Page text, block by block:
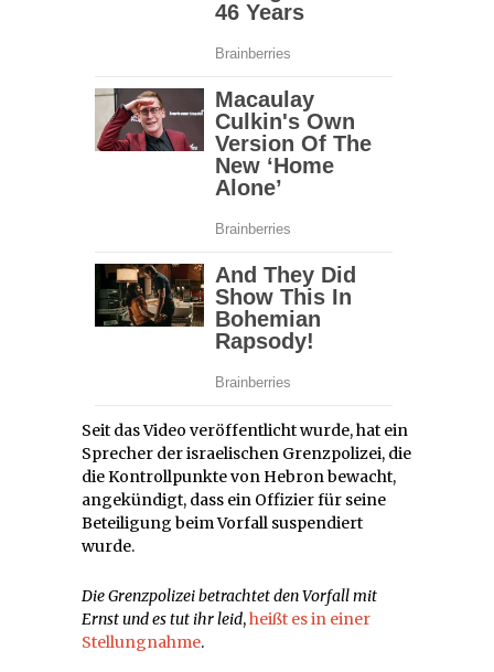
Seit das Video veröffentlicht wurde, hat ein
Sprecher der israelischen Grenzpolizei, die
die Kontrollpunkte von Hebron bewacht,
angekündigt, dass ein Offizier für seine
Beteiligung beim Vorfall suspendiert
wurde.
Die Grenzpolizei betrachtet den Vorfall mit
Ernst und es tut ihr leid,heißt es in einer
Stellungnahme.